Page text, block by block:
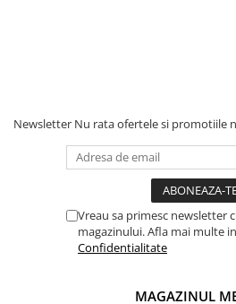
Newsletter Nu rata ofertele si promotiile
Vreau sa primesc newsletter
magazinului. Afla mai multe in
Confidentialitate
MAGAZINUL